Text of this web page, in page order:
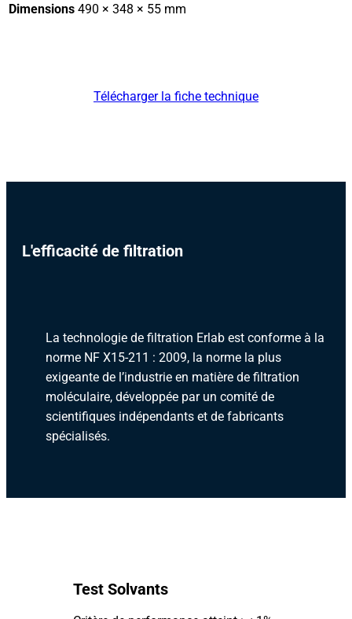
Dimensions 490 × 348 × 55 mm
Télécharger la fiche technique
L'efficacité de filtration
La technologie de filtration Erlab est conforme à la
norme NF X15-211 : 2009, la norme la plus
exigeante de l’industrie en matière de filtration
moléculaire, développée par un comité de
scientifiques indépendants et de fabricants
spécialisés.
Test Solvants